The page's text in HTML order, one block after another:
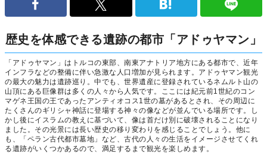
歴史を体感できる遺跡の都市「アドゥヤマン」
「アドゥヤマン」はトルコの東部、南東アナトリア地方にある都市で、近年
インフラなどの整備に伴い急激な人口増加が見られます。アドゥヤマン観光
の最大の魅力は遺跡巡り。中でも、世界遺産に登録されているネムルト山の
山頂にある巨像群は多くの人々から人気です。ここには紀元前1世紀のコン
マゲネ王国の王であったアンティオコス1世の墓があるとされ、その周辺に
たくさんのギリシャ神話に登場する神々の像などが並んでいる場所です。し
かし後にイスラムの教えに基づいて、像は首だけ別に破壊されることになり
ました。その光景には長い歴史の移り変わりを感じることでしょう。他に
も、「ペラン古代都市墓地」など、古代の人々の生活をイメージさせてくれ
る遺跡がいくつかあるので、満足するまで観光を楽しめます。